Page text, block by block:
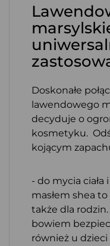
Doskonałe
lawendowego
decyduje o
kosmetyku.
kojącym
- do mycia ciała
masłem shea
także dla
bowiem
również u